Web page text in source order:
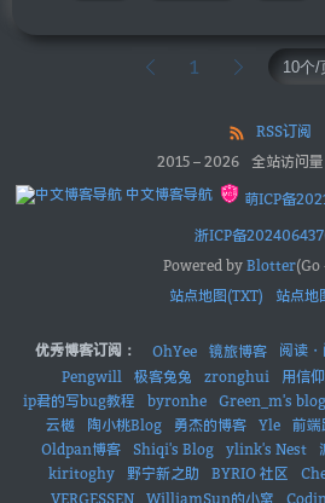
1
RSS订阅
2015 – 2026 全站访问量
中文博客导航
萌ICP备
浙ICP备
Powered by Blotter(Go
站点地图(TXT)
站点地
优秀博客订阅： OhYee 镜旅博客 阅读
Pengwill
极客兔兔 zronghui 用信
ip君的写bug教程
byronhe Green_m's blog
云樾
陶小桃Blog 勇杰的博客 Yle 前端
Oldpan博客
Shiqi's Blog ylink's Nest
kiritoghy
野宁新之助 BYRIO 社区
VERGESSEN
WilliamSun的小窝